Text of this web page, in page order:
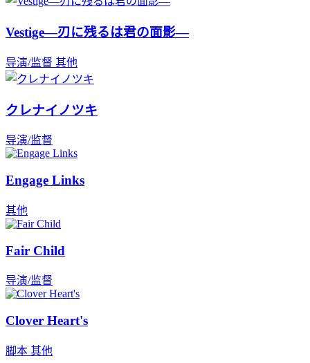
Vestige―刃に残るは君の面影―
导演/监督 其他
クレナイノツキ
导演/监督
Engage Links
其他
Fair Child
导演/监督
Clover Heart's
脚本 其他